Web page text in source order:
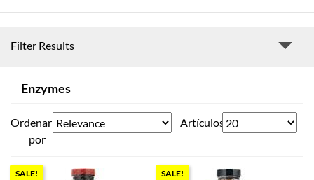
Filter Results
Enzymes
Ordenar
por
Artículos
SALE! SALE!